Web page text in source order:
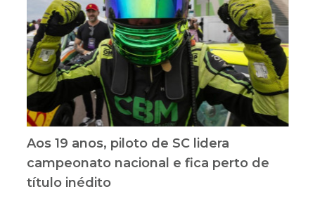
Aos 19 anos, piloto de SC lidera
campeonato nacional e fica perto de
título inédito